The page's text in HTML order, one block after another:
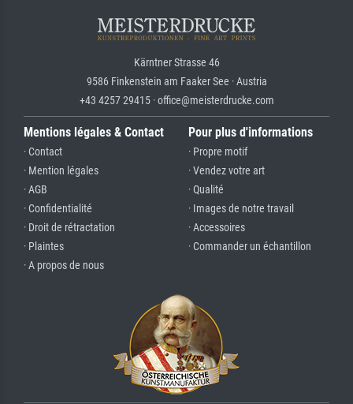
Kärntner Strasse 46
9586 Finkenstein am Faaker See · Austria
+43 4257 29415 · office@meisterdrucke.com
Mentions légales & Contact
· Contact
· Mention légales
· AGB
· Confidentialité
· Droit de rétractation
· Plaintes
· A propos de nous
Pour plus d'informations
· Propre motif
· Vendez votre art
· Qualité
· Images de notre travail
· Accessoires
· Commander un échantillon